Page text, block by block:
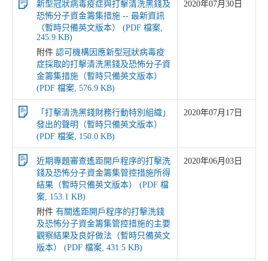
新型冠狀病毒疫症與打擊清洗黑錢及
恐怖分子資金籌集措施 -- 最新資訊
（暫時只備英文版本） (PDF 檔案,
245.9 KB)
附件 認可機構因應新型冠狀病毒疫
症採取的打擊清洗黑錢及恐怖分子資
金籌集措施（暫時只備英文版本）
(PDF 檔案, 576.9 KB)
2020年07月30日
「打擊清洗黑錢財務行動特別組織」
發出的聲明（暫時只備英文版本）
(PDF 檔案, 150.0 KB)
2020年07月17日
近期專題審查遙距開戶程序的打擊洗
錢及恐怖分子資金籌集管控措施所得
結果（暫時只備英文版本） (PDF 檔
案, 153.1 KB)
附件 有關遙距開戶程序的打擊洗錢
及恐怖分子資金籌集管控措施的主要
觀察結果及良好做法（暫時只備英文
版本） (PDF 檔案, 431.5 KB)
2020年06月03日